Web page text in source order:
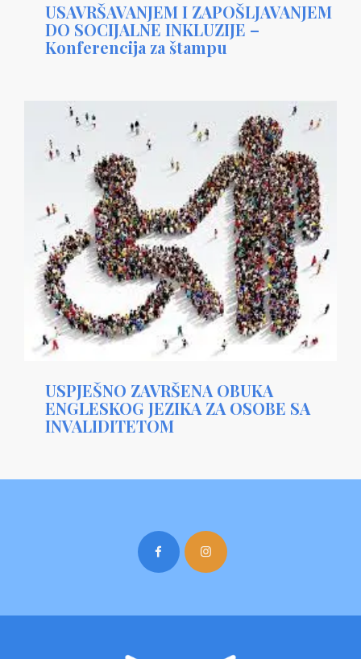
USAVRŠAVANJEM I ZAPOŠLJAVANJEM
DO SOCIJALNE INKLUZIJE –
Konferencija za štampu
USPJEŠNO ZAVRŠENA OBUKA
ENGLESKOG JEZIKA ZA OSOBE SA
INVALIDITETOM